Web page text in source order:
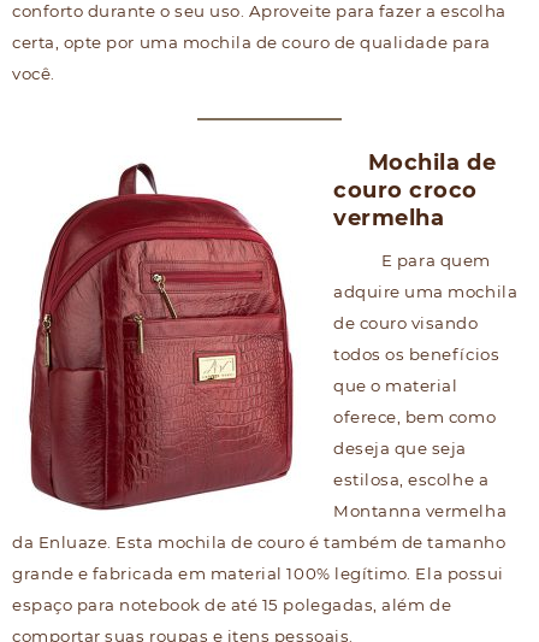
conforto durante o seu uso. Aproveite para fazer a escolha
certa, opte por uma mochila de couro de qualidade para
você.
Mochila de
couro croco
vermelha
E para quem
adquire uma mochila
de couro visando
todos os benefícios
que o material
oferece, bem como
deseja que seja
estilosa, escolhe a
Montanna vermelha
da Enluaze. Esta mochila de couro é também de tamanho
grande e fabricada em material 100% legítimo. Ela possui
espaço para notebook de até 15 polegadas, além de
comportar suas roupas e itens pessoais.